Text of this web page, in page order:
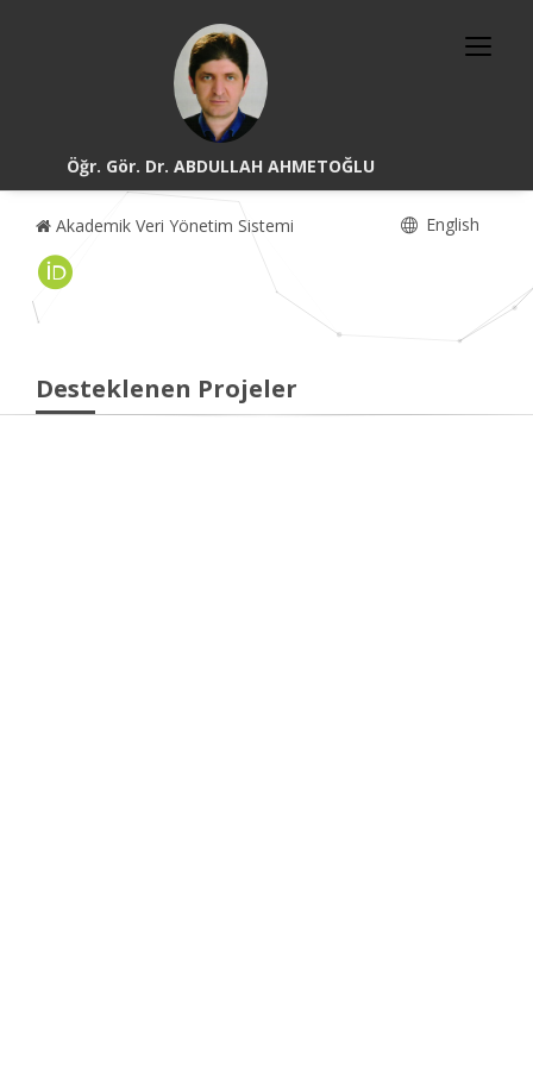
Öğr. Gör. Dr. ABDULLAH AHMETOĞLU
Akademik Veri Yönetim Sistemi English
Desteklenen Projeler